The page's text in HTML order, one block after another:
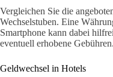
Vergleichen Sie die
Wechselstuben. Eine
Smartphone kann dabei
eventuell erhobene Gebühren.
Geldwechsel in Hotels